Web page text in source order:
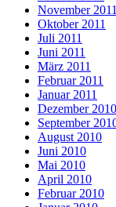
November 2011
Oktober 2011
Juli 2011
Juni 2011
März 2011
Februar 2011
Januar 2011
Dezember 2010
September
August 2010
Juni 2010
Mai 2010
April 2010
Februar 2010